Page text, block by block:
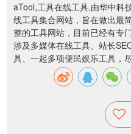
aTool,工具在线工具,由华中科
线工具集合网站，旨在做出最
整的工具网站，目前已经有专
涉及多媒体在线工具、站长
具、一起多项便民娱乐工具，